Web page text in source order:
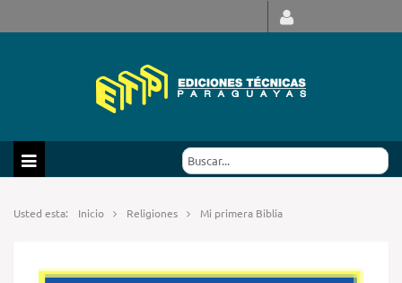
Usted esta: Inicio Religiones Mi primera Biblia